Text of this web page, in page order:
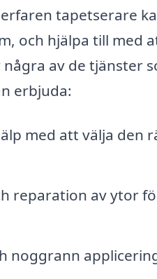
tapetserare
och hjälpa till med
av de tjänster
erbjuda:
med att välja den
reparation av ytor
noggrann